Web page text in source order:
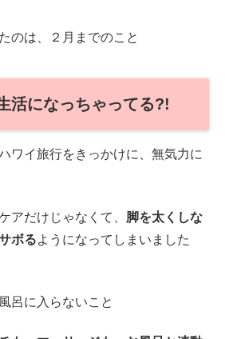
のは、２月までのこと
活になっちゃってる?!
ワイ旅行をきっかけに、無気力に
アだけじゃなくて、 脚を太くしな
ボるようになってしまいました
呂に入らないこと